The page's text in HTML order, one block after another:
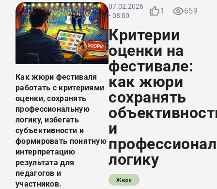
Как жюри фестиваля
работать с критериями
оценки, сохранять
профессиональную
логику, избегать
субъективности и
формировать понятную
интерпретацию
результата для
педагогов и
участников.
07.02.2026
• 08:00
1 659
Критерии
оценки на
фестивале:
как жюри
сохранять
и
логику
Жюри